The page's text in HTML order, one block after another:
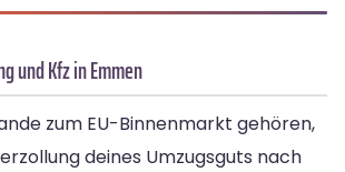
und Kfz in Emmen
zum EU-Binnenmarkt gehören,
deines Umzugsguts nach